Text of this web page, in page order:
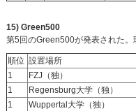
15) Green500
第5回のGreen500が発表された
順位 設置場所
1
FZJ（独）
1
Regensburg大学（独）
1
Wuppertal大学（独）